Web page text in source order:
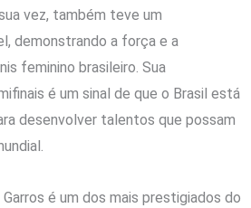
vez, também teve um
demonstrando a força e a
feminino brasileiro. Sua
é um sinal de que o Brasil está
desenvolver talentos que possam
é um dos mais prestigiados do